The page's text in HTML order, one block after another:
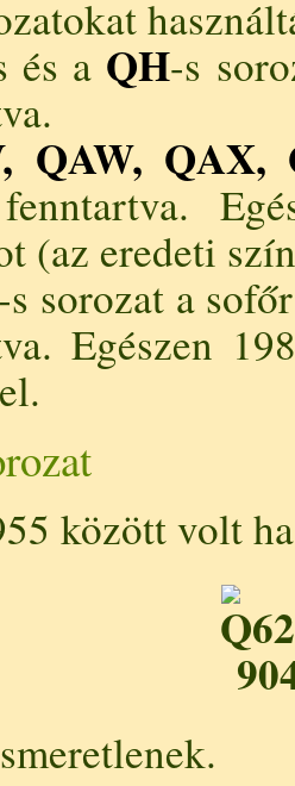
és a QH-s
QAW, QAX,
(az eredeti
s sorozat a
Egészen
között volt